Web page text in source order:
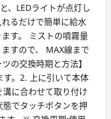
、LEDライトが点灯し
るだけで簡単に給水
す。 ミストの噴霧量
すので、 MAX線まで
の交換時期と方法】
。2. 上に引いて本体
に合わせて取り付け
でタッチボタンを押